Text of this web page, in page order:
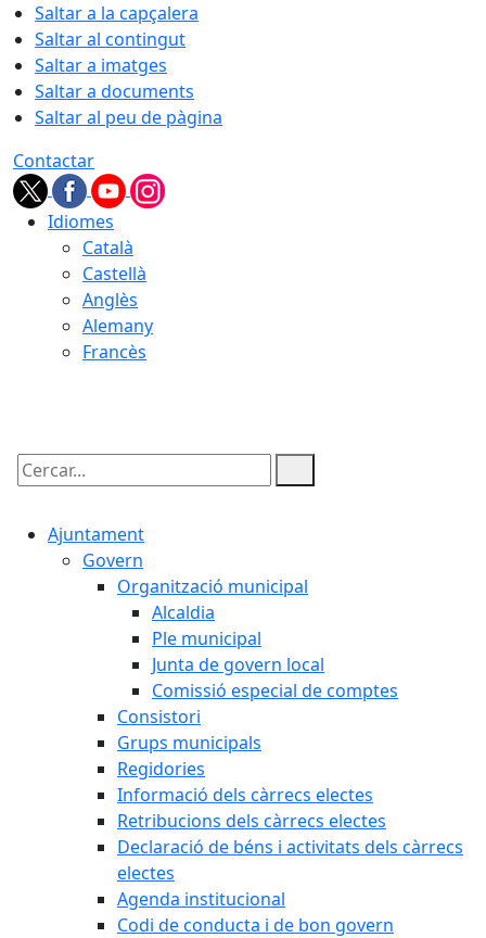
Saltar a la capçalera
Saltar al contingut
Saltar a imatges
Saltar a documents
Saltar al peu de pàgina
Contactar
Idiomes
Català
Castellà
Anglès
Alemany
Francès
Cercar:
Ajuntament
Govern
Organització municipal
Alcaldia
Ple municipal
Junta de govern local
Comissió especial de comptes
Consistori
Grups municipals
Regidories
Informació dels càrrecs electes
Retribucions dels càrrecs electes
Declaració de béns i activitats dels càrrecs
electes
Agenda institucional
Codi de conducta i de bon govern